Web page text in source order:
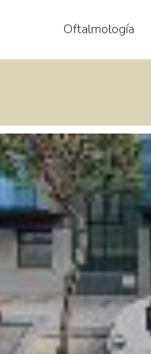
Oftalmología